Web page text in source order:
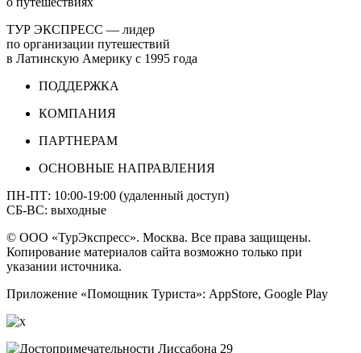
ТУР ЭКСПРЕСС — лидер
по организации путешествий
в Латинскую Америку с 1995 года
ПОДДЕРЖКА
КОМПАНИЯ
ПАРТНЕРАМ
ОСНОВНЫЕ НАПРАВЛЕНИЯ
ПН-ПТ: 10:00-19:00 (удаленный доступ)
СБ-ВС: выходные
© ООО «ТурЭкспресс». Москва. Все права защищены.
Копирование материалов сайта возможно только при
указании источника.
Приложение «Помощник Туриста»: AppStore, Google Play